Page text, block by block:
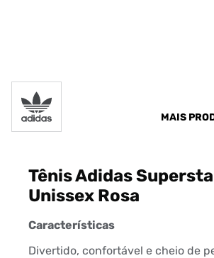
MAIS
Tênis Adidas
Unissex Rosa
Características
Divertido, confortável e cheio de